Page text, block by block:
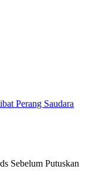
Perang Saudara
Dimanfaatkan Jadi
Sebelum Putuskan